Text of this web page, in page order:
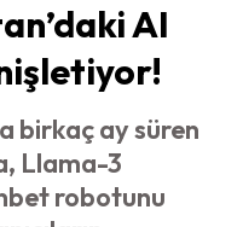
AI
birkaç ay süren
Llama-3
robotunu